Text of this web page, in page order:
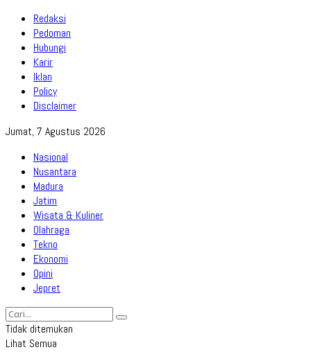
Redaksi
Pedoman
Hubungi
Karir
Iklan
Policy
Disclaimer
Jumat, 7 Agustus 2026
Nasional
Nusantara
Madura
Jatim
Wisata & Kuliner
Olahraga
Tekno
Ekonomi
Opini
Jepret
Tidak ditemukan
Lihat Semua